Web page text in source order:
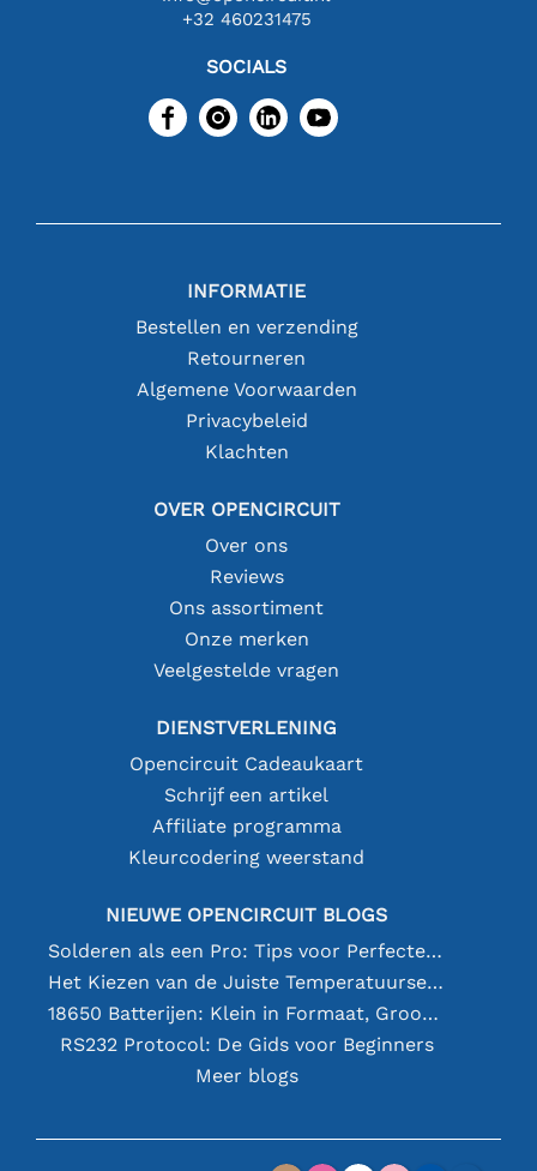
+32 460231475
SOCIALS
INFORMATIE
Bestellen en verzending
Retourneren
Algemene Voorwaarden
Privacybeleid
Klachten
OVER OPENCIRCUIT
Over ons
Reviews
Ons assortiment
Onze merken
Veelgestelde vragen
DIENSTVERLENING
Opencircuit Cadeaukaart
Schrijf een artikel
Affiliate programma
Kleurcodering weerstand
NIEUWE OPENCIRCUIT BLOGS
Solderen als een Pro: Tips voor Perfecte Elektronische Verbindingen
Het Kiezen van de Juiste Temperatuursensor [youtube]
18650 Batterijen: Klein in Formaat, Groot in Prestatie
RS232 Protocol: De Gids voor Beginners
Meer blogs